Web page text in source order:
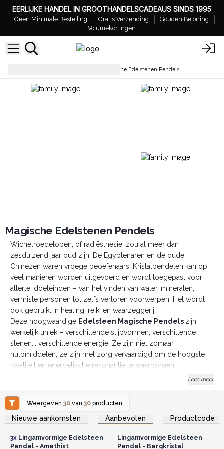
EERLIJKE HANDEL IN GROOTHANDELSCADEAUS SINDS 1995
Geen Minimale Bestelling Gratis Verzending
Gouden Beloning
Volumekortingen
Magische Edelstenen Pendels
Magische Edelstenen Pendels
Wichelroedelopen, of radiësthesie, zou al meer dan
zesduizend jaar oud zijn. De Egyptenaren en de oude
Chinezen waren vroege beoefenaars. Kristalpendelen kan op
veel manieren worden uitgevoerd en wordt toegepast voor
allerlei doeleinden – van het vinden van water, mineralen,
vermiste personen tot zelfs verloren voorwerpen. Het wordt
ook gebruikt in healing, reiki en waarzeggerij.
Deze hoogwaardige Edelsteen Magische Pendels zijn
werkelijk uniek – verschillende slijpvormen, verschillende
stenen... verschillende energie. Ze zijn niet zomaar
hulpmiddelen; ze zijn met zorg vervaardigd om de hoogste
kwaliteit en energetische resonantie te waarborgen.
Voorzien van een zilverkleurige ketting met een edelsteen
pendel is bevestigd aan een ketting van ca. 170 mm lang met
een edelstenen kraal aan het einde.
Hoe te gebruiken:
Voorbereiden:Houd de pendel vast aan de ketting of de
kraal, zodat hij vrij kan bewegen.
Lees meer
Weergeven30 van30 producten
Nieuwe aankomsten Aanbevolen Productcode
Log in of registreer u voor
groothandelsprijzen.
3xLingamvormige Edelsteen
Pendel - Amethist
Log in of registreer u voor
groothandelsprijzen.
Lingamvormige Edelsteen
Pendel - Bergkristal